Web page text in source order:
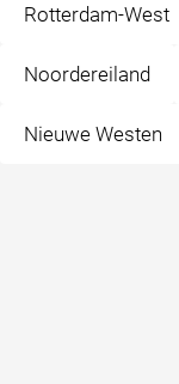
Rotterdam-West
Noordereiland
Nieuwe Westen